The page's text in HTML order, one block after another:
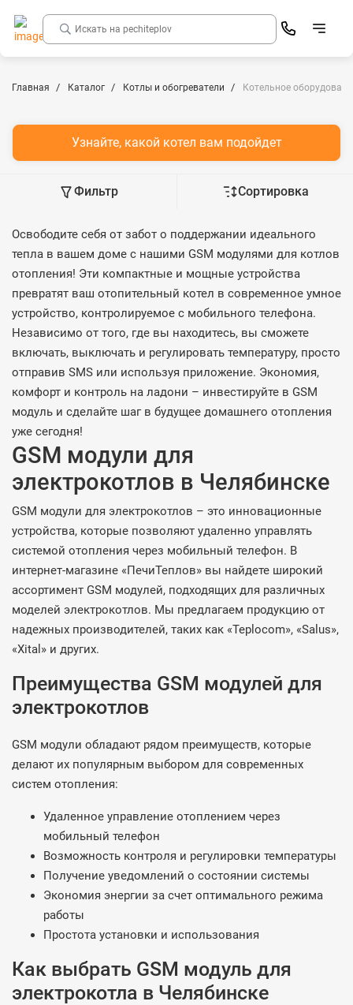
Главная Каталог Котлы и обогреватели Котельное
Узнайте, какой котел вам подойдет
Фильтр Сортировка
Освободите себя от забот о поддержании идеального
тепла в вашем доме с нашими GSM модулями для котлов
отопления! Эти компактные и мощные устройства
превратят ваш отопительный котел в современное умное
устройство, контролируемое с мобильного телефона.
Независимо от того, где вы находитесь, вы сможете
включать, выключать и регулировать температуру, просто
отправив SMS или используя приложение. Экономия,
комфорт и контроль на ладони – инвестируйте в GSM
модуль и сделайте шаг в будущее домашнего отопления
уже сегодня!
GSM модули для
электрокотлов в Челябинске
GSM модули для электрокотлов – это инновационные
устройства, которые позволяют удаленно управлять
системой отопления через мобильный телефон. В
интернет-магазине «ПечиТеплов» вы найдете широкий
ассортимент GSM модулей, подходящих для различных
моделей электрокотлов. Мы предлагаем продукцию от
надежных производителей, таких как «Teplocom», «Salus»,
«Xital» и других.
Преимущества GSM модулей для
электрокотлов
GSM модули обладают рядом преимуществ, которые
делают их популярным выбором для современных
систем отопления:
Удаленное управление отоплением через
мобильный телефон
Возможность контроля и регулировки температуры
Получение уведомлений о состоянии системы
Экономия энергии за счет оптимального режима
работы
Простота установки и использования
Как выбрать GSM модуль для
электрокотла в Челябинске